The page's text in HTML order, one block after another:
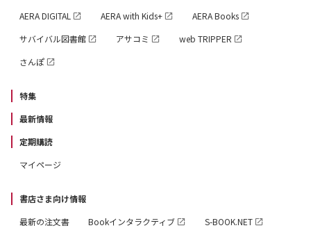
AERA DIGITAL
AERA with Kids+
AERA Books
サバイバル図書館
アサコミ
web TRIPPER
さんぽ
特集
最新情報
定期購読
マイページ
書店さま向け情報
最新の注文書
Bookインタラクティブ S-BOOK.NET